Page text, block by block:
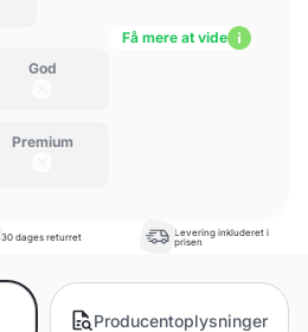
Få mere at vide
God
Premium
30 dages returret
Levering inkluderet i
prisen
Producentoplysninger